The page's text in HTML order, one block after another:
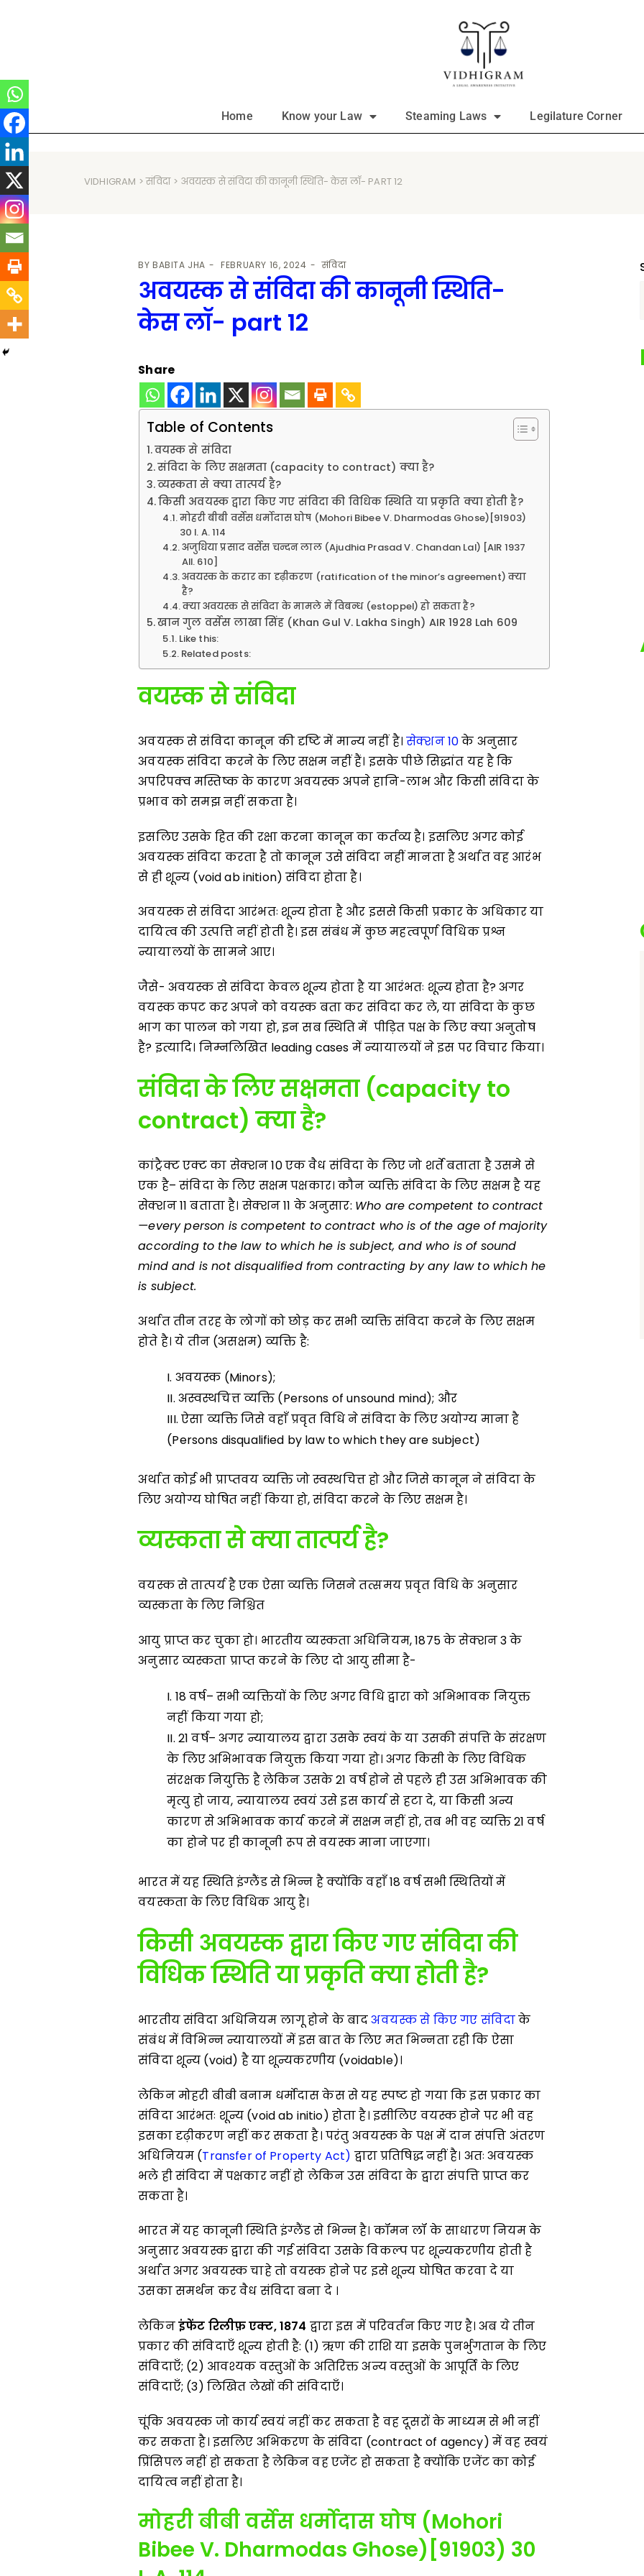
Home Know your Law Steaming Laws Legilature Corner
VIDHIGRAM >संविदा> अवयस्क से संविदा की कानूनी स्थिति- केस लॉ- PART 12
BYBABITA JHA FEBRUARY 16, 2024 संविदा
अवयस्क से संविदा की कानूनी स्थिति-
केस लॉ- part 12
Share
Table of Contents
वयस्क से संविदा
संविदा के लिए सक्षमता (capacity to contract) क्या है?
व्यस्कता से क्या तात्पर्य है?
किसी अवयस्क द्वारा किए गए संविदा की विधिक स्थिति या प्रकृति क्या होती है?
मोहरी बीबी वर्सेस धर्मोदास घोष (Mohori Bibee V. Dharmodas Ghose)[91903)
30 I. A. 114
अजुधिया प्रसाद वर्सेस चन्दन लाल (Ajudhia Prasad V. Chandan Lal) [AIR 1937
All. 610]
अवयस्क के करार का दृढ़ीकरण (ratification of the minor’s agreement) क्या
है?
क्या अवयस्क से संविदा के मामले में विबन्ध (estoppel) हो सकता है?
खान गुल वर्सेस लाखा सिंह (Khan Gul V. Lakha Singh) AIR 1928 Lah 609
Like this:
Related posts:
वयस्क से संविदा
अवयस्क से संविदा कानून की दृष्टि में मान्य नहीं है।सेक्शन 10के अनुसार
अवयस्क संविदा करने के लिए सक्षम नहीं हैं। इसके पीछे सिद्धांत यह है कि
अपरिपक्व मस्तिष्क के कारण अवयस्क अपने हानि-लाभ और किसी संविदा के
प्रभाव को समझ नहीं सकता है।
इसलिए उसके हित की रक्षा करना कानून का कर्तव्य है। इसलिए अगर कोई
अवयस्क संविदा करता है तो कानून उसे संविदा नहीं मानता है अर्थात वह आरंभ
से ही शून्य (void ab inition) संविदा होता है।
अवयस्क से संविदा आरंभतः शून्य होता है और इससे किसी प्रकार के अधिकार या
दायित्व की उत्पत्ति नहीं होती है। इस संबंध में कुछ महत्वपूर्ण विधिक प्रश्न
न्यायालयों के सामने आए।
जैसे- अवयस्क से संविदा केवल शून्य होता है या आरंभतः शून्य होता है? अगर
वयस्क कपट कर अपने को वयस्क बता कर संविदा कर ले, या संविदा के कुछ
भाग का पालन को गया हो, इन सब स्थिति में पीड़ित पक्ष के लिए क्या अनुतोष
है? इत्यादि। निम्नलिखित leading cases में न्यायालयों ने इस पर विचार किया।
संविदा के लिए सक्षमता (capacity to
contract) क्या है?
कांट्रैक्ट एक्ट का सेक्शन 10 एक वैध संविदा के लिए जो शर्ते बताता है उसमे से
एक है– संविदा के लिए सक्षम पक्षकार। कौन व्यक्ति संविदा के लिए सक्षम है यह
सेक्शन 11 बताता है। सेक्शन 11 के अनुसार: Who are competent to contract
—every person is competent to contract who is of the age of majority
according to the law to which he is subject, and who is of sound
mind and is not disqualified from contracting by any law to which he
is subject.
अर्थात तीन तरह के लोगों को छोड़ कर सभी व्यक्ति संविदा करने के लिए सक्षम
होते है। ये तीन (असक्षम) व्यक्ति है:
अवयस्क (Minors);
अस्वस्थचित्त व्यक्ति (Persons of unsound mind); और
ऐसा व्यक्ति जिसे वहाँ प्रवृत विधि ने संविदा के लिए अयोग्य माना है
(Persons disqualified by law to which they are subject)
अर्थात कोई भी प्राप्तवय व्यक्ति जो स्वस्थचित्त हो और जिसे कानून ने संविदा के
लिए अयोग्य घोषित नहीं किया हो, संविदा करने के लिए सक्षम है।
व्यस्कता से क्या तात्पर्य है?
वयस्क से तात्पर्य है एक ऐसा व्यक्ति जिसने तत्समय प्रवृत विधि के अनुसार
व्यस्कता के लिए निश्चित
आयु प्राप्त कर चुका हो। भारतीय व्यस्कता अधिनियम, 1875 के सेक्शन 3 के
अनुसार व्यस्कता प्राप्त करने के लिए दो आयु सीमा है-
18 वर्ष– सभी व्यक्तियों के लिए अगर विधि द्वारा को अभिभावक नियुक्त
नहीं किया गया हो;
21 वर्ष– अगर न्यायालय द्वारा उसके स्वयं के या उसकी संपत्ति के संरक्षण
के लिए अभिभावक नियुक्त किया गया हो। अगर किसी के लिए विधिक
संरक्षक नियुक्ति है लेकिन उसके 21 वर्ष होने से पहले ही उस अभिभावक की
मृत्यु हो जाय, न्यायालय स्वयं उसे इस कार्य से हटा दे, या किसी अन्य
कारण से अभिभावक कार्य करने में सक्षम नहीं हो, तब भी वह व्यक्ति 21 वर्ष
का होने पर ही कानूनी रूप से वयस्क माना जाएगा।
भारत में यह स्थिति इंग्लैंड से भिन्न है क्योंकि वहाँ 18 वर्ष सभी स्थितियों में
वयस्कता के लिए विधिक आयु है।
किसी अवयस्क द्वारा किए गए संविदा की
विधिक स्थिति या प्रकृति क्या होती है?
भारतीय संविदा अधिनियम लागू होने के बादअवयस्क से किए गए संविदाके
संबंध में विभिन्न न्यायालयों में इस बात के लिए मत भिन्नता रही कि ऐसा
संविदा शून्य (void) है या शून्यकरणीय (voidable)।
लेकिन मोहरी बीबी बनाम धर्मोदास केस से यह स्पष्ट हो गया कि इस प्रकार का
संविदा आरंभतः शून्य (void ab initio) होता है। इसीलिए वयस्क होने पर भी वह
इसका दृढ़ीकरण नहीं कर सकता है। परंतु अवयस्क के पक्ष में दान संपत्ति अंतरण
अधिनियम (Transfer of Property Act) द्वारा प्रतिषिद्ध नहीं है। अतः अवयस्क
भले ही संविदा में पक्षकार नहीं हो लेकिन उस संविदा के द्वारा संपत्ति प्राप्त कर
सकता है।
भारत में यह कानूनी स्थिति इंग्लैंड से भिन्न है। कॉमन लॉ के साधारण नियम के
अनुसार अवयस्क द्वारा की गई संविदा उसके विकल्प पर शून्यकरणीय होती है
अर्थात अगर अवयस्क चाहे तो वयस्क होने पर इसे शून्य घोषित करवा दे या
उसका समर्थन कर वैध संविदा बना दे ।
लेकिनइंफेंट रिलीफ़ एक्ट, 1874 द्वारा इस में परिवर्तन किए गए है। अब ये तीन
प्रकार की संविदाएँ शून्य होती है: (1) ऋण की राशि या इसके पुनर्भुगतान के लिए
संविदाएँ; (2) आवश्यक वस्तुओं के अतिरिक्त अन्य वस्तुओं के आपूर्ति के लिए
संविदाएँ; (3) लिखित लेखों की संविदाएँ।
चूंकि अवयस्क जो कार्य स्वयं नहीं कर सकता है वह दूसरों के माध्यम से भी नहीं
कर सकता है। इसलिए अभिकरण के संविदा (contract of agency) में वह स्वयं
प्रिंसिपल नहीं हो सकता है लेकिन वह एजेंट हो सकता है क्योंकि एजेंट का कोई
दायित्व नहीं होता है।
मोहरी बीबी वर्सेस धर्मोदास घोष (Mohori
Bibee V. Dharmodas Ghose)[91903) 30